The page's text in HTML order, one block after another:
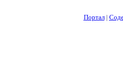
Портал|